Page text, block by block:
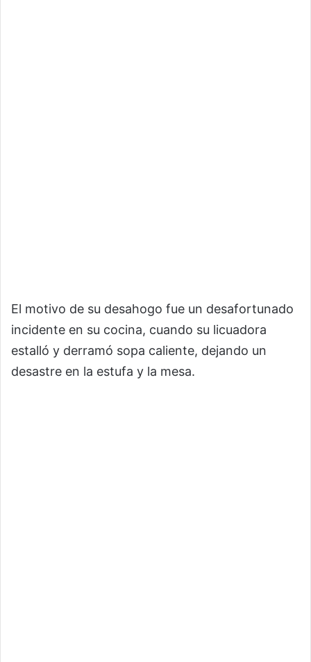
El motivo de su desahogo fue un desafortunado
incidente en su cocina, cuando su licuadora
estalló y derramó sopa caliente, dejando un
desastre en la estufa y la mesa.